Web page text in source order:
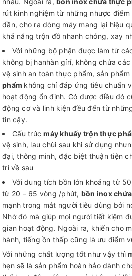
nhau. Ngoài ra, bồn inox chứa thực
rút kinh nghiệm từ những nhược
dần, cho ra dòng máy mang lại hiệu
khả năng trộn đồ nhanh chóng, xay
Với những bộ phận được làm từ
không bị hanhàn gỉrỉ, không chứa
vệ sinh an toàn thực phẩm, sản phẩm
phẩm không chỉ đáp ứng tiêu chuẩn
hoạt động ổn định. Có được điều đó
động cơ và linh kiện đều đến từ
tin cậy.
Cấu trúcmáy khuấy trộn thực
vệ sinh, lau chùi sau khi sử dụng
đại, thông minh, đặc biệt thuận tiện
trì về sau
Với dung tích bồn lớn khoảng từ
từ 20 – 65 vòng /phút, bồn inox
mạnh trong mắt người tiêu dùng bởi
Nhờ đó mà giúp mọi người tiết kiệm
gian hoạt động. Ngoài ra, khiến cho
hành, tiếng ồn thấp cũng là ưu điểm
Với những chất lượng tốt như vậy thì
hẹn sẽ là sản phẩm hoàn hảo dành